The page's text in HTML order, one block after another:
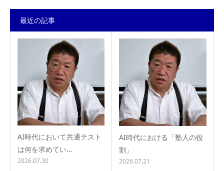
最近の記事
AI時代において共通テスト
は何を求めてい…
2026.07.30
AI時代における「塾人の役
割」
2026.07.21